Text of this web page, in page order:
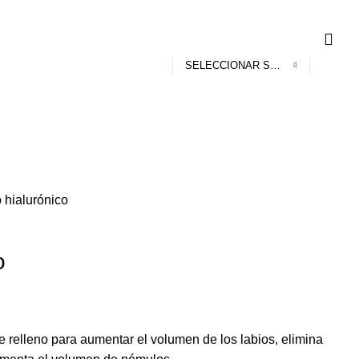
SELECCIONAR SERVICIO
hialurónico
relleno para aumentar el volumen de los labios, elimina